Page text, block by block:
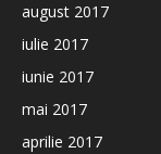
august 2017
iulie 2017
iunie 2017
mai 2017
aprilie 2017